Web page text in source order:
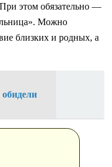
этом обязательно —
Можно
близких и родных, а